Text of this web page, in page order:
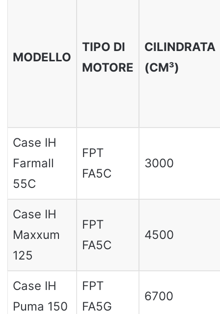
MODELLO
TIPO DI
MOTORE
CILINDRATA
(CM³)
Case IH
Farmall
55C
FPT
FA5C
3000
Case IH
Maxxum
125
FPT
FA5C
4500
Case IH
Puma 150
FPT
FA5G
6700